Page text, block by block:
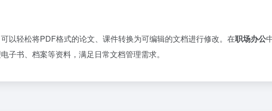
可以轻松将PDF格式的论文、课件转换为可编辑的文档进行修改。在职场办公
子书、档案等资料，满足日常文档管理需求。